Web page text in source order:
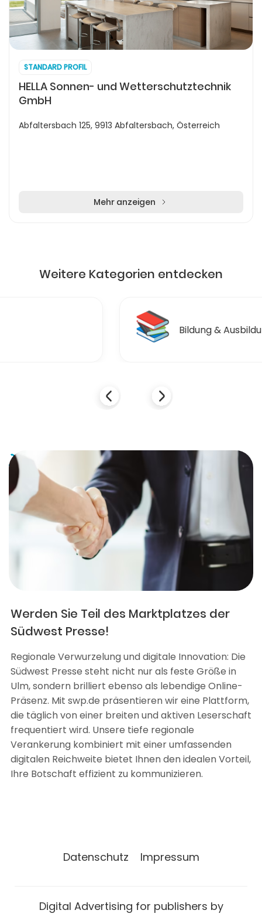
STANDARD PROFIL
HELLA Sonnen- und Wetterschutztechnik
GmbH
Abfaltersbach 125, 9913 Abfaltersbach, Österreich
Mehr anzeigen
Weitere Kategorien entdecken
Bildung & Ausbildungen
Werden Sie Teil des Marktplatzes der
Südwest Presse!
Regionale Verwurzelung und digitale Innovation: Die
Südwest Presse steht nicht nur als feste Größe in
Ulm, sondern brilliert ebenso als lebendige Online-
Präsenz. Mit swp.de präsentieren wir eine Plattform,
die täglich von einer breiten und aktiven Leserschaft
frequentiert wird. Unsere tiefe regionale
Verankerung kombiniert mit einer umfassenden
digitalen Reichweite bietet Ihnen den idealen Vorteil,
Ihre Botschaft effizient zu kommunizieren.
Datenschutz Impressum
Digital Advertising for publishers by